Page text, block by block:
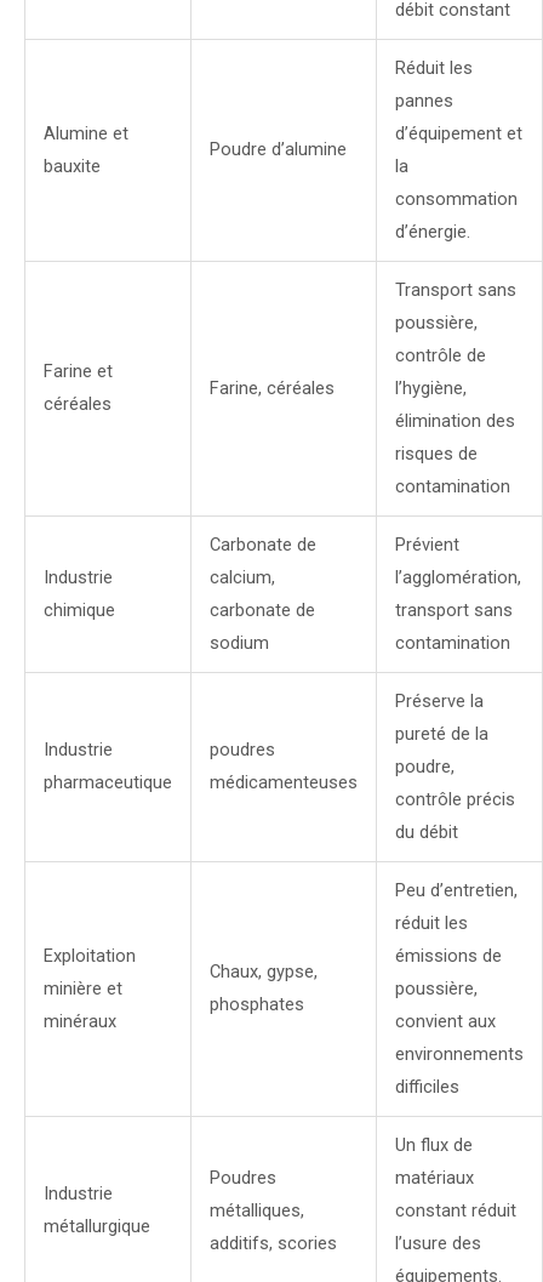
débit constant
Alumine et
bauxite
Poudre d’alumine
Réduit les
pannes
d’équipement et
la
consommation
d’énergie.
Farine et
céréales
Farine, céréales
Transport sans
poussière,
contrôle de
l’hygiène,
élimination des
risques de
contamination
Industrie
chimique
Carbonate de
calcium,
carbonate de
sodium
Prévient
l’agglomération,
transport sans
contamination
Industrie
pharmaceutique
poudres
médicamenteuses
Préserve la
pureté de la
poudre,
contrôle précis
du débit
Exploitation
minière et
minéraux
Chaux, gypse,
phosphates
Peu d’entretien,
réduit les
émissions de
poussière,
convient aux
environnements
difficiles
Industrie
métallurgique
Poudres
métalliques,
additifs, scories
Un flux de
matériaux
constant réduit
l’usure des
équipements.